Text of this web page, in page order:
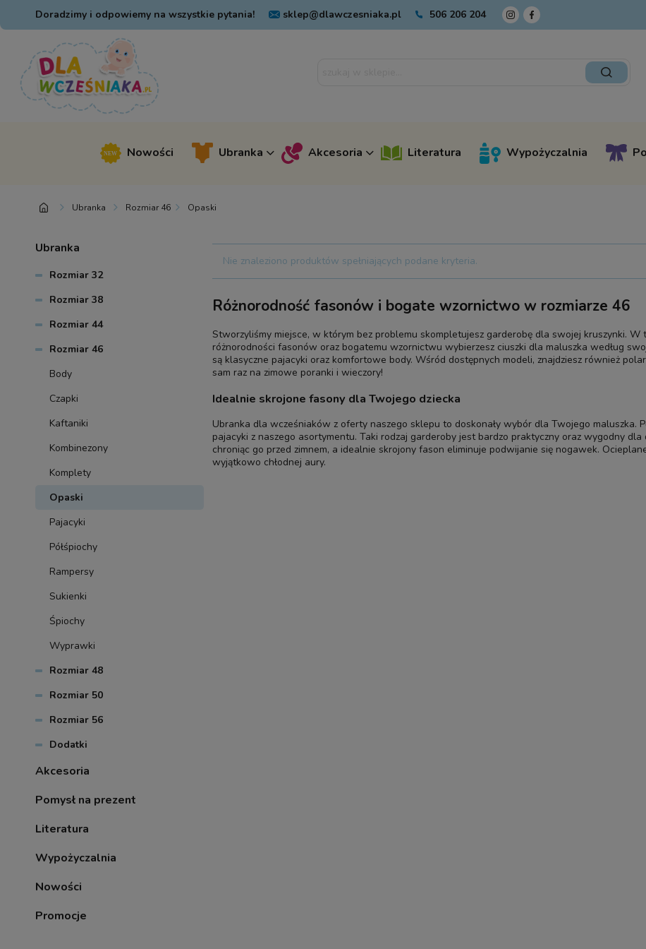
Doradzimy i odpowiemy na wszystkie pytania! sklep@dlawczesniaka.pl 506 206 204
Nowości Ubranka Akcesoria Literatura Wypożyczalnia
Ubranka Rozmiar 46 Opaski
Ubranka
Rozmiar 32
Rozmiar 38
Rozmiar 44
Rozmiar 46
Body
Czapki
Kaftaniki
Kombinezony
Komplety
Opaski
Pajacyki
Półśpiochy
Rampersy
Sukienki
Śpiochy
Wyprawki
Rozmiar 48
Rozmiar 50
Rozmiar 56
Dodatki
Akcesoria
Pomysł na prezent
Literatura
Wypożyczalnia
Nowości
Promocje
Nie znaleziono produktów spełniających podane kryteria.
Różnorodność fasonów i bogate wzornictwo w rozmiarze 46
Stworzyliśmy miejsce, w którym bez problemu skompletujesz garderobę dla swojej kruszynki.
różnorodności fasonów oraz bogatemu wzornictwu wybierzesz ciuszki dla maluszka według
są klasyczne pajacyki oraz komfortowe body. Wśród dostępnych modeli, znajdziesz również
sam raz na zimowe poranki i wieczory!
Idealnie skrojone fasony dla Twojego dziecka
Ubranka dla wcześniaków z oferty naszego sklepu to doskonały wybór dla Twojego maluszka.
pajacyki z naszego asortymentu. Taki rodzaj garderoby jest bardzo praktyczny oraz wygodny
chroniąc go przed zimnem, a idealnie skrojony fason eliminuje podwijanie się nogawek.
wyjątkowo chłodnej aury.